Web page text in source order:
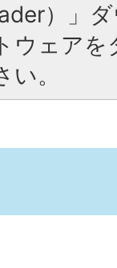
）」
ウェア
。